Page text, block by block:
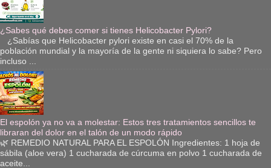
¿Sabes qué debes comer si tienes Helicobacter Pylori?
¿Sabías que Helicobacter pylori existe en casi el 70% de la
población mundial y la mayoría de la gente ni siquiera lo sabe? Pero
incluso ...
El espolón ya no va a molestar: Estos tres tratamientos sencillos te
libraran del dolor en el talón de un modo rápido
🌿 REMEDIO NATURAL PARA EL ESPOLÓN Ingredientes: 1 hoja de
sábila (aloe vera) 1 cucharada de cúrcuma en polvo 1 cucharada de
aceite...